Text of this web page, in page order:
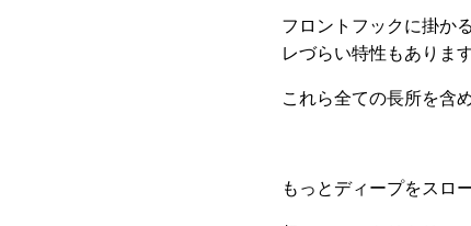
フロントフックに掛か
レづらい特性もあります
これら全ての長所を含
もっとディープをスロ